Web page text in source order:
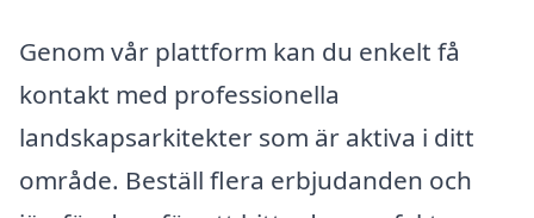
Genom vår plattform kan du enkelt få
kontakt med professionella
landskapsarkitekter som är aktiva i ditt
område. Beställ flera erbjudanden och